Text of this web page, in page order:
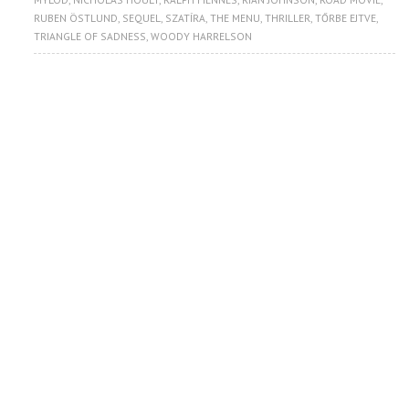
RUBEN ÖSTLUND, SEQUEL, SZATÍRA,THE MENU,THRILLER,TŐRBE EJTVE,
TRIANGLE OF SADNESS,WOODY HARRELSON